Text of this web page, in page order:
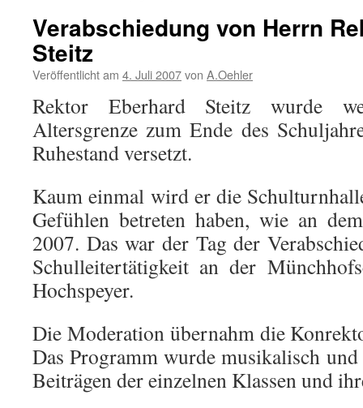
Verabschiedung von Herrn
Steitz
Veröffentlicht am 4. Juli 2007von A.Oehler
Rektor Eberhard Steitz wurde
Altersgrenze zum Ende des
Ruhestand versetzt.
Kaum einmal wird er die
Gefühlen betreten haben, wie an
2007. Das war der Tag der
Schulleitertätigkeit an der
Hochspeyer.
Die Moderation übernahm die
Das Programm wurde musikalisch
Beiträgen der einzelnen Klassen und